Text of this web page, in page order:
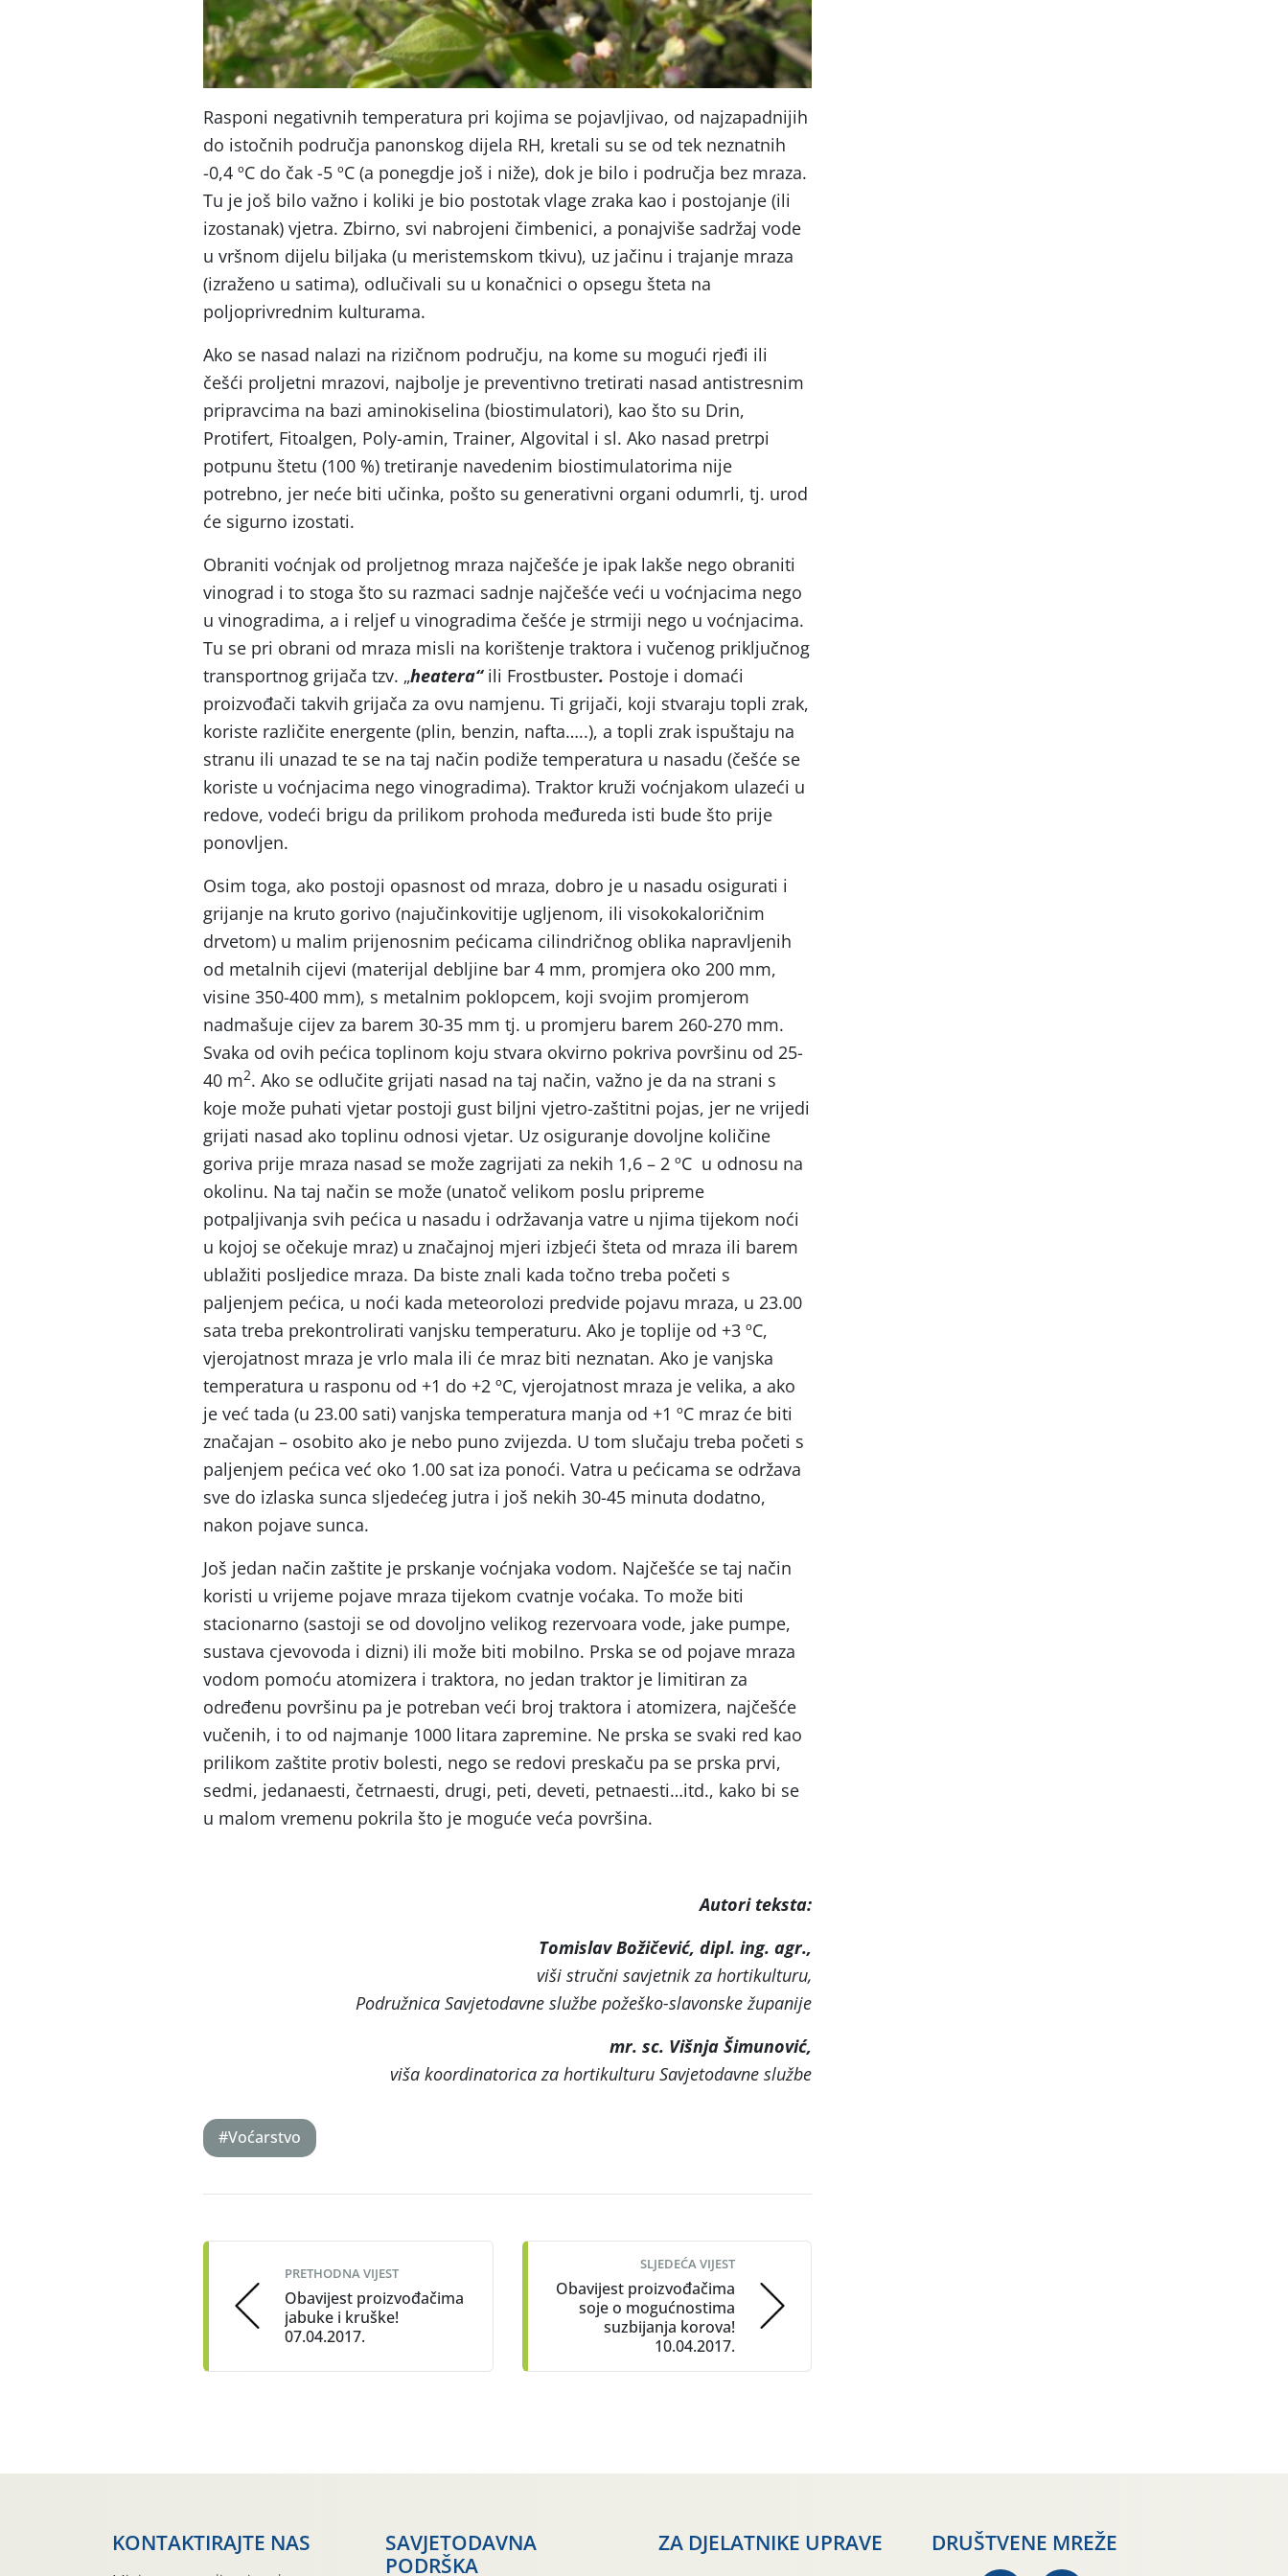
Rasponi negativnih temperatura pri kojima se pojavljivao, od najzapadnijih
do istočnih područja panonskog dijela RH, kretali su se od tek neznatnih
-0,4 ºC do čak -5 ºC (a ponegdje još i niže), dok je bilo i područja bez mraza.
Tu je još bilo važno i koliki je bio postotak vlage zraka kao i postojanje (ili
izostanak) vjetra. Zbirno, svi nabrojeni čimbenici, a ponajviše sadržaj vode
u vršnom dijelu biljaka (u meristemskom tkivu), uz jačinu i trajanje mraza
(izraženo u satima), odlučivali su u konačnici o opsegu šteta na
poljoprivrednim kulturama.
Ako se nasad nalazi na rizičnom području, na kome su mogući rjeđi ili
češći proljetni mrazovi, najbolje je preventivno tretirati nasad antistresnim
pripravcima na bazi aminokiselina (biostimulatori), kao što su Drin,
Protifert, Fitoalgen, Poly-amin, Trainer, Algovital i sl. Ako nasad pretrpi
potpunu štetu (100 %) tretiranje navedenim biostimulatorima nije
potrebno, jer neće biti učinka, pošto su generativni organi odumrli, tj. urod
će sigurno izostati.
Obraniti voćnjak od proljetnog mraza najčešće je ipak lakše nego obraniti
vinograd i to stoga što su razmaci sadnje najčešće veći u voćnjacima nego
u vinogradima, a i reljef u vinogradima češće je strmiji nego u voćnjacima.
Tu se pri obrani od mraza misli na korištenje traktora i vučenog priključnog
transportnog grijača tzv. „heatera“ ili Frostbuster. Postoje i domaći
proizvođači takvih grijača za ovu namjenu. Ti grijači, koji stvaraju topli zrak,
koriste različite energente (plin, benzin, nafta…..), a topli zrak ispuštaju na
stranu ili unazad te se na taj način podiže temperatura u nasadu (češće se
koriste u voćnjacima nego vinogradima). Traktor kruži voćnjakom ulazeći u
redove, vodeći brigu da prilikom prohoda međureda isti bude što prije
ponovljen.
Osim toga, ako postoji opasnost od mraza, dobro je u nasadu osigurati i
grijanje na kruto gorivo (najučinkovitije ugljenom, ili visokokaloričnim
drvetom) u malim prijenosnim pećicama cilindričnog oblika napravljenih
od metalnih cijevi (materijal debljine bar 4 mm, promjera oko 200 mm,
visine 350-400 mm), s metalnim poklopcem, koji svojim promjerom
nadmašuje cijev za barem 30-35 mm tj. u promjeru barem 260-270 mm.
Svaka od ovih pećica toplinom koju stvara okvirno pokriva površinu od 25-
40 m2. Ako se odlučite grijati nasad na taj način, važno je da na strani s
koje može puhati vjetar postoji gust biljni vjetro-zaštitni pojas, jer ne vrijedi
grijati nasad ako toplinu odnosi vjetar. Uz osiguranje dovoljne količine
goriva prije mraza nasad se može zagrijati za nekih 1,6 – 2 ºC u odnosu na
okolinu. Na taj način se može (unatoč velikom poslu pripreme
potpaljivanja svih pećica u nasadu i održavanja vatre u njima tijekom noći
u kojoj se očekuje mraz) u značajnoj mjeri izbjeći šteta od mraza ili barem
ublažiti posljedice mraza. Da biste znali kada točno treba početi s
paljenjem pećica, u noći kada meteorolozi predvide pojavu mraza, u 23.00
sata treba prekontrolirati vanjsku temperaturu. Ako je toplije od +3 ºC,
vjerojatnost mraza je vrlo mala ili će mraz biti neznatan. Ako je vanjska
temperatura u rasponu od +1 do +2 ºC, vjerojatnost mraza je velika, a ako
je već tada (u 23.00 sati) vanjska temperatura manja od +1 ºC mraz će biti
značajan – osobito ako je nebo puno zvijezda. U tom slučaju treba početi s
paljenjem pećica već oko 1.00 sat iza ponoći. Vatra u pećicama se održava
sve do izlaska sunca sljedećeg jutra i još nekih 30-45 minuta dodatno,
nakon pojave sunca.
Još jedan način zaštite je prskanje voćnjaka vodom. Najčešće se taj način
koristi u vrijeme pojave mraza tijekom cvatnje voćaka. To može biti
stacionarno (sastoji se od dovoljno velikog rezervoara vode, jake pumpe,
sustava cjevovoda i dizni) ili može biti mobilno. Prska se od pojave mraza
vodom pomoću atomizera i traktora, no jedan traktor je limitiran za
određenu površinu pa je potreban veći broj traktora i atomizera, najčešće
vučenih, i to od najmanje 1000 litara zapremine. Ne prska se svaki red kao
prilikom zaštite protiv bolesti, nego se redovi preskaču pa se prska prvi,
sedmi, jedanaesti, četrnaesti, drugi, peti, deveti, petnaesti…itd., kako bi se
u malom vremenu pokrila što je moguće veća površina.
Autori teksta:
Tomislav Božičević, dipl. ing. agr.,
viši stručni savjetnik za hortikulturu,
Podružnica Savjetodavne službe požeško-slavonske županije
mr. sc. Višnja Šimunović,
viša koordinatorica za hortikulturu Savjetodavne službe
#Voćarstvo
navigation
PRETHODNA VIJEST
Obavijest proizvođačima
jabuke i kruške!
07.04.2017.
SLJEDEĆA VIJEST
Obavijest proizvođačima
soje o mogućnostima
suzbijanja korova!
10.04.2017.
KONTAKTIRAJTE NAS
SAVJETODAVNA
PODRŠKA
ZA DJELATNIKE UPRAVE DRUŠTVENE MREŽE